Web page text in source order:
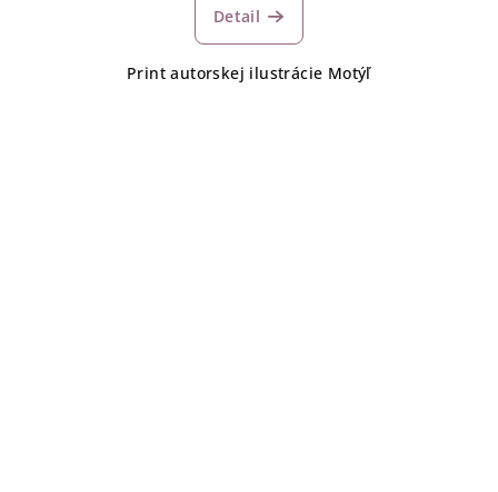
Detail
Print autorskej ilustrácie Motýľ